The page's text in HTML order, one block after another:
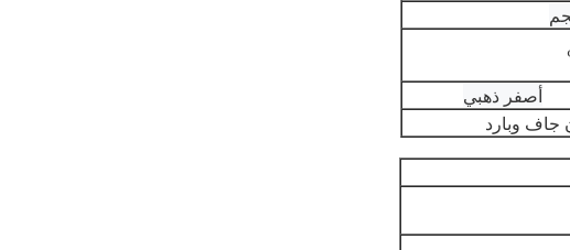
أصفر ذهبي
جاف وبارد